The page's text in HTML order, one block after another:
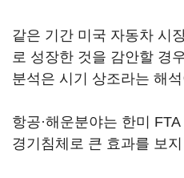
같은 기간 미국 자동차 시
로 성장한 것을 감안할 경
분석은 시기 상조라는 해
항공·해운분야는 한미
경기침체로 큰 효과를 보